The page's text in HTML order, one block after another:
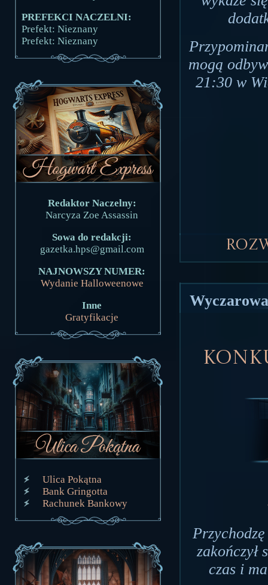
PREFEKCI NACZELNI:
Prefekt: Nieznany
Prefekt: Nieznany
Redaktor Naczelny:
Narcyza Zoe Assassin
Sowa do redakcji:
gazetka.hps@gmail.com
NAJNOWSZY NUMER:
Wydanie Halloweenowe
Inne
Gratyfikacje
Ulica Pokątna
Bank Gringotta
Rachunek Bankowy
mogą
21:30 w
zakończył
czas i